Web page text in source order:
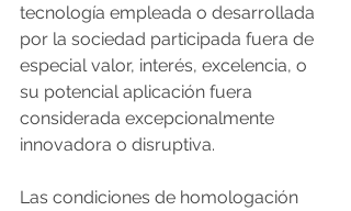
tecnología empleada o desarrollada
por la sociedad participada fuera de
especial valor, interés, excelencia, o
su potencial aplicación fuera
considerada excepcionalmente
innovadora o disruptiva.
Las condiciones de homologación